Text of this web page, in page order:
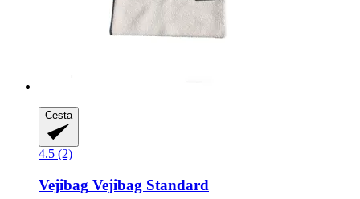
Cesta
4.5 (2)
Vejibag Vejibag Standard